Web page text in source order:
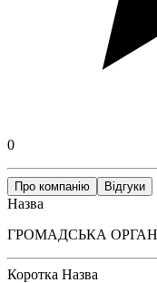
0
Про компанію Відгуки
Назва
ГРОМАДСЬКА
Коротка Назва